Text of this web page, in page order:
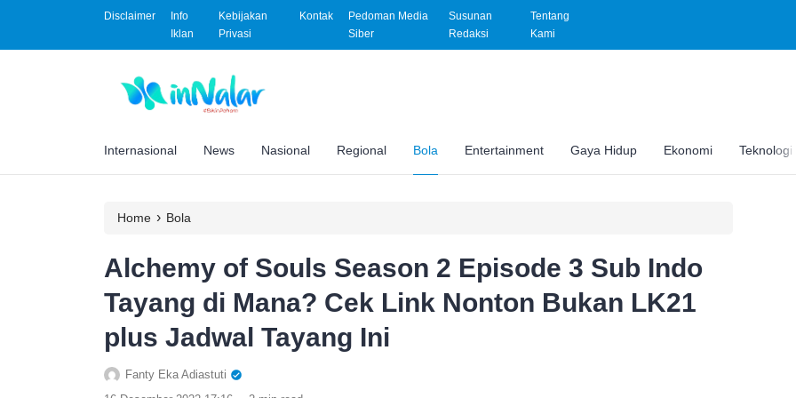
Disclaimer
Info
Iklan
Kebijakan
Privasi
Kontak
Pedoman Media
Siber
Susunan
Redaksi
Tentang
Kami
Internasional News Nasional Regional Bola Entertainment Gaya Hidup Ekonomi Teknologi
Home › Bola
Alchemy of Souls Season 2 Episode 3 Sub Indo
Tayang di Mana? Cek Link Nonton Bukan LK21
plus Jadwal Tayang Ini
Fanty Eka Adiastuti